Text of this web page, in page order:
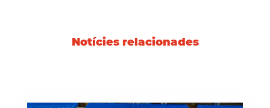
Notícies relacionades